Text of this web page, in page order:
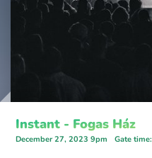
Instant - Fogas Ház
December 27, 2023 9pm Gate time: